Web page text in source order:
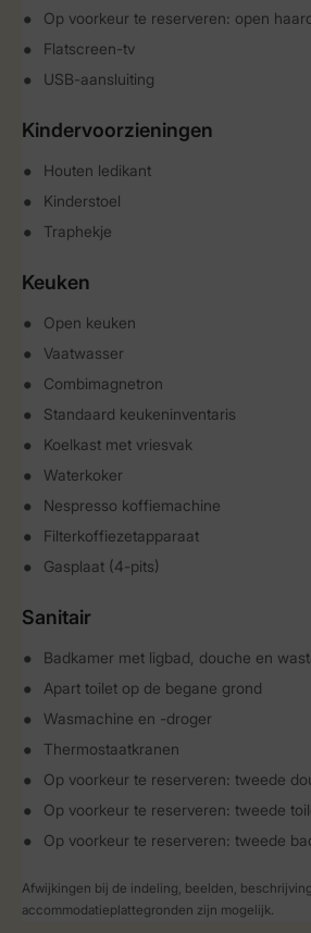
Op voorkeur te reserveren: open
Flatscreen-tv
USB-aansluiting
Kindervoorzieningen
Houten ledikant
Kinderstoel
Traphekje
Keuken
Open keuken
Vaatwasser
Combimagnetron
Standaard keukeninventaris
Koelkast met vriesvak
Waterkoker
Nespresso koffiemachine
Filterkoffiezetapparaat
Gasplaat (4-pits)
Sanitair
Badkamer met ligbad, douche en
Apart toilet op de begane grond
Wasmachine en -droger
Thermostaatkranen
Op voorkeur te reserveren: tweede
Op voorkeur te reserveren: tweede
Op voorkeur te reserveren: tweede
Afwijkingen bij de indeling, beelden,
accommodatieplattegronden zijn mogelijk.